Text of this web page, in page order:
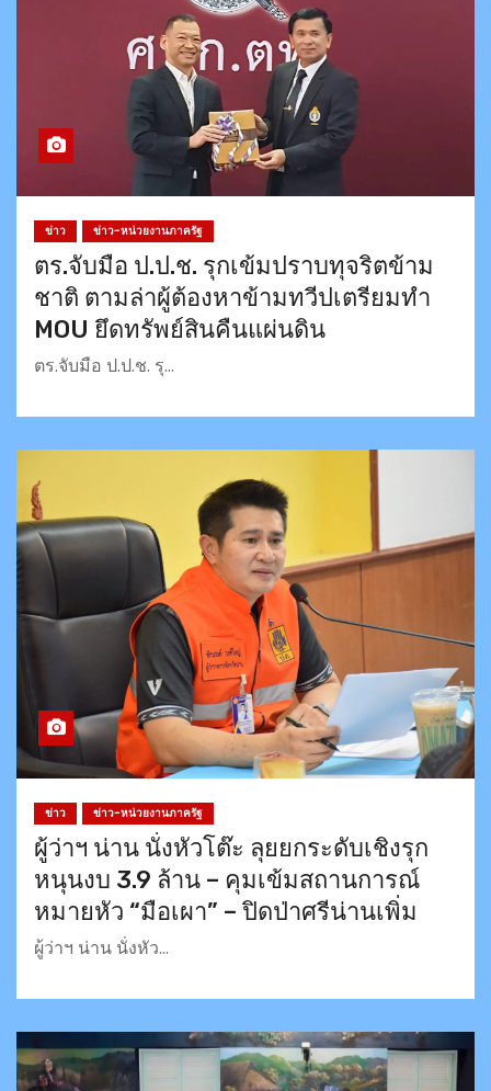
ข่าว ข่าว-หน่วยงานภาครัฐ
ตร.จับมือ​ ป.ป.ช. รุกเข้มปราบทุจริตข้าม
ชาติ ตามล่าผู้ต้องหาข้ามทวีป​เตรียมทำ
MOU ยึดทรัพย์สินคืนแผ่นดิน
ตร.จับมือ​ ป.ป.ช. รุ…
ข่าว ข่าว-หน่วยงานภาครัฐ
ผู้ว่าฯ น่าน นั่งหัวโต๊ะ ลุยยกระดับเชิงรุก
หนุนงบ 3.9 ล้าน – คุมเข้มสถานการณ์
หมายหัว “มือเผา” – ปิดป่าศรีน่านเพิ่ม
ผู้ว่าฯ น่าน นั่งหัว…